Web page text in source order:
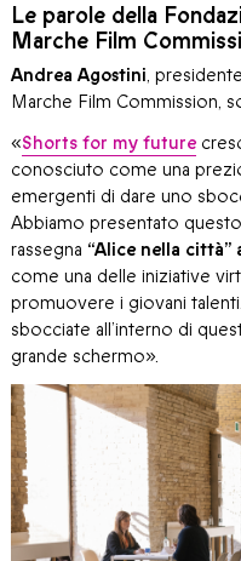
Le parole della
Marche Film
Andrea Agostini,
Marche Film Commission,
«Shorts for my future
conosciuto come una
emergenti di dare uno
Abbiamo presentato
rassegna “Alice nella città”
come una delle iniziative
promuovere i giovani
sbocciate all’interno di
grande schermo».